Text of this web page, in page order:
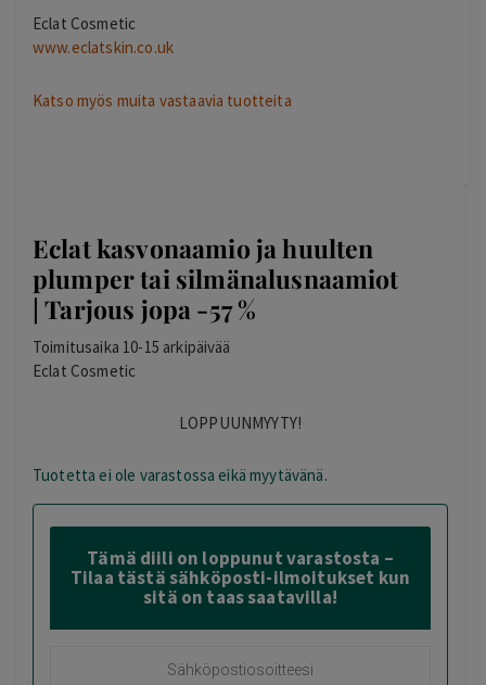
Eclat Cosmetic
www.eclatskin.co.uk
Katso myös muita vastaavia tuotteita
Eclat kasvonaamio ja huulten
plumper tai silmänalusnaamiot
| Tarjous jopa -57 %
Toimitusaika 10-15 arkipäivää
Eclat Cosmetic
LOPPUUNMYYTY!
Tuotetta ei ole varastossa eikä myytävänä.
Tämä diili on loppunut varastosta –
Tilaa tästä sähköposti-ilmoitukset kun
sitä on taas saatavilla!